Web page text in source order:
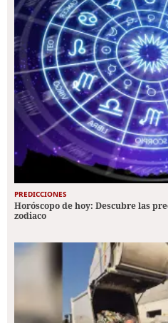
PREDICCIONES
Horóscopo de hoy: Descubre las
zodiaco